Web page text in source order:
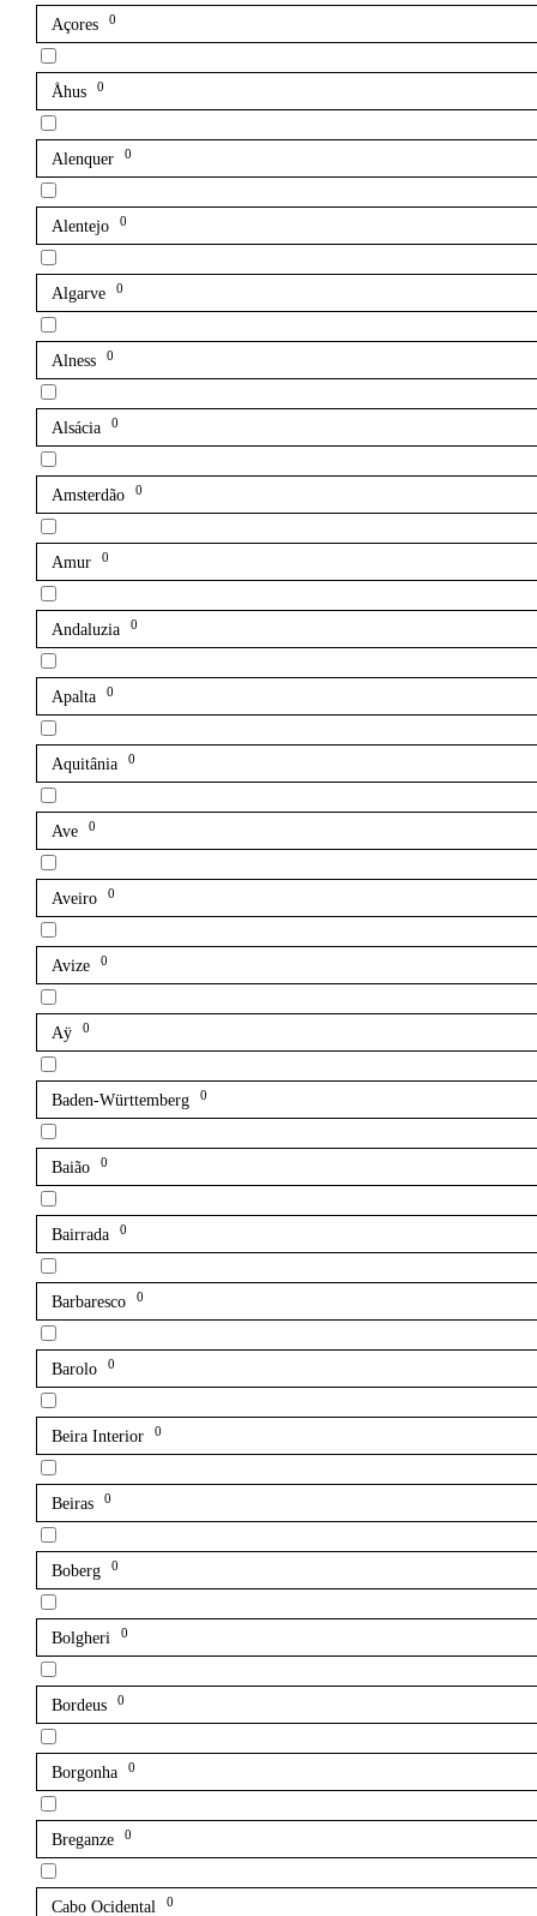
Açores 0
Åhus 0
Alenquer 0
Alentejo 0
Algarve 0
Alness 0
Alsácia 0
Amsterdão 0
Amur 0
Andaluzia 0
Apalta 0
Aquitânia 0
Ave 0
Aveiro 0
Avize 0
Aÿ 0
Baden-Württemberg 0
Baião 0
Bairrada 0
Barbaresco 0
Barolo 0
Beira Interior 0
Beiras 0
Boberg 0
Bolgheri 0
Bordeus 0
Borgonha 0
Breganze 0
Cabo Ocidental 0